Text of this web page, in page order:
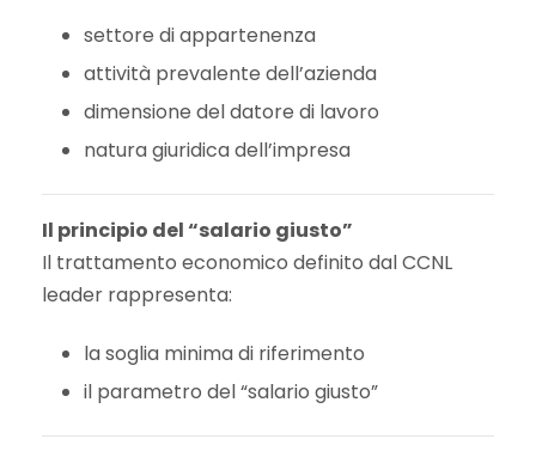
settore di appartenenza
attività prevalente dell’azienda
dimensione del datore di lavoro
natura giuridica dell’impresa
Il principio del “salario giusto”
Il trattamento economico definito dal CCNL
leader rappresenta:
la soglia minima di riferimento
il parametro del “salario giusto”